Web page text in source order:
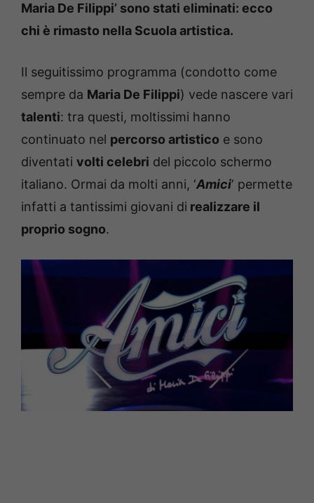
Maria De Filippi’ sono stati eliminati: ecco
chi è rimasto nella Scuola artistica.
Il seguitissimo programma (condotto come
sempre da Maria De Filippi) vede nascere vari
talenti: tra questi, moltissimi hanno
continuato nel percorso artistico e sono
diventati volti celebri del piccolo schermo
italiano. Ormai da molti anni, ‘Amici‘ permette
infatti a tantissimi giovani di realizzare il
proprio sogno.